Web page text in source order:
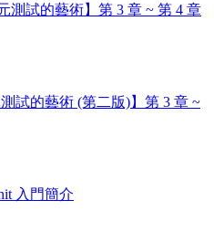
測試的藝術】第 3 章 ~ 第 4 章
試的藝術 (第二版)】第 3 章 ~
入門簡介